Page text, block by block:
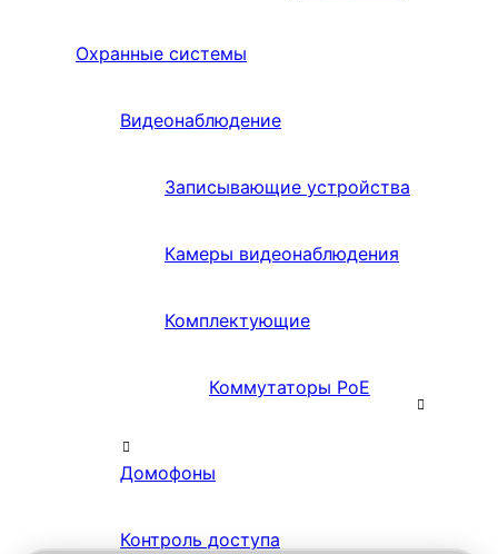
Охранные системы
Видеонаблюдение
Записывающие устройства
Камеры видеонаблюдения
Комплектующие
Коммутаторы PoE
Домофоны
Контроль доступа